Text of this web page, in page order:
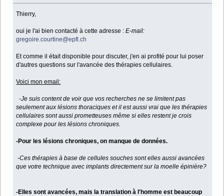
Thierry,
oui je l'ai bien contacté à cette adresse :E-mail:
gregoire.courtine@epfl.ch
Et comme il était disponible pour discuter, j'en ai profité pour lui poser
d'autres questions sur l'avancée des thérapies cellulaires.
Voici mon email:
-Je suis content de voir que vos recherches ne se limitent pas
seulement aux lésions thoraciques et il est aussi vrai que les thérapies
cellulaires sont aussi prometteuses même si elles restent je crois
complexe pour les lésions chroniques.
-Pour les lésions chroniques, on manque de données.
-Ces thérapies à base de cellules souches sont elles aussi avancées
que votre technique avec implants directement sur la moelle épinière?
-Elles sont avancées, mais la translation à l'homme est beaucoup